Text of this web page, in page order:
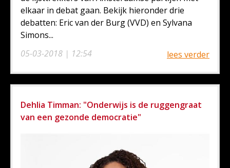
05-03-2018 | 12:54
elkaar in debat gaan. Bekijk hieronder drie
debatten: Eric van der Burg (VVD) en Sylvana
Simons...
lees verder
Dehlia Timman: "Onderwijs is de ruggengraat
van een gezonde democratie"